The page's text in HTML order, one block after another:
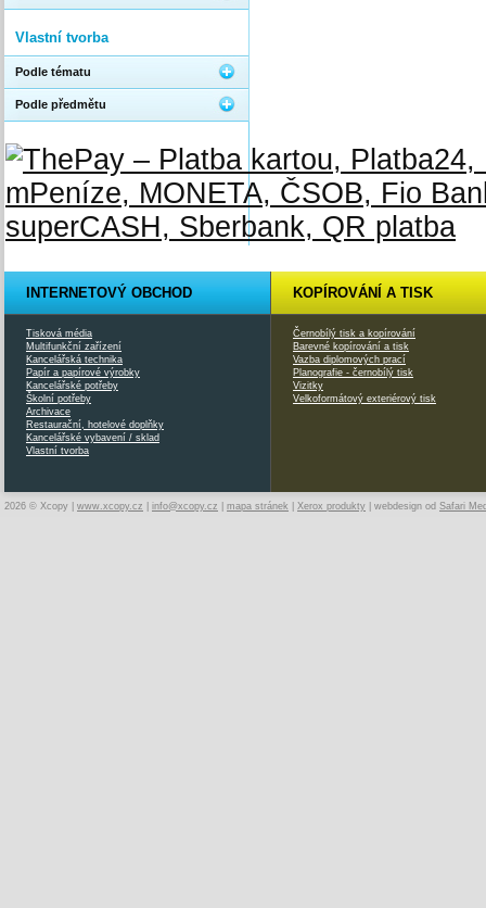
Vlastní tvorba
Podle tématu
Podle předmětu
INTERNETOVÝ OBCHOD
Tisková média
Multifunkční zařízení
Kancelářská technika
Papír a papírové výrobky
Kancelářské potřeby
Školní potřeby
Archivace
Restaurační, hotelové doplňky
Kancelářské vybavení / sklad
Vlastní tvorba
KOPÍROVÁNÍ A TISK
Černobílý tisk a kopírování
Barevné kopírování a tisk
Vazba diplomových prací
Planografie - černobílý tisk
Vizitky
Velkoformátový exteriérový tisk
2026 © Xcopy | www.xcopy.cz info@xcopy.cz mapa stránek Xerox produkty | webdesign od Safari